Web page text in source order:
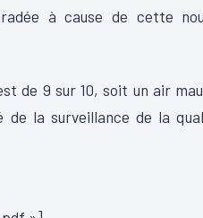
à cause de cette
de 9 sur 10, soit un air
de la surveillance de la